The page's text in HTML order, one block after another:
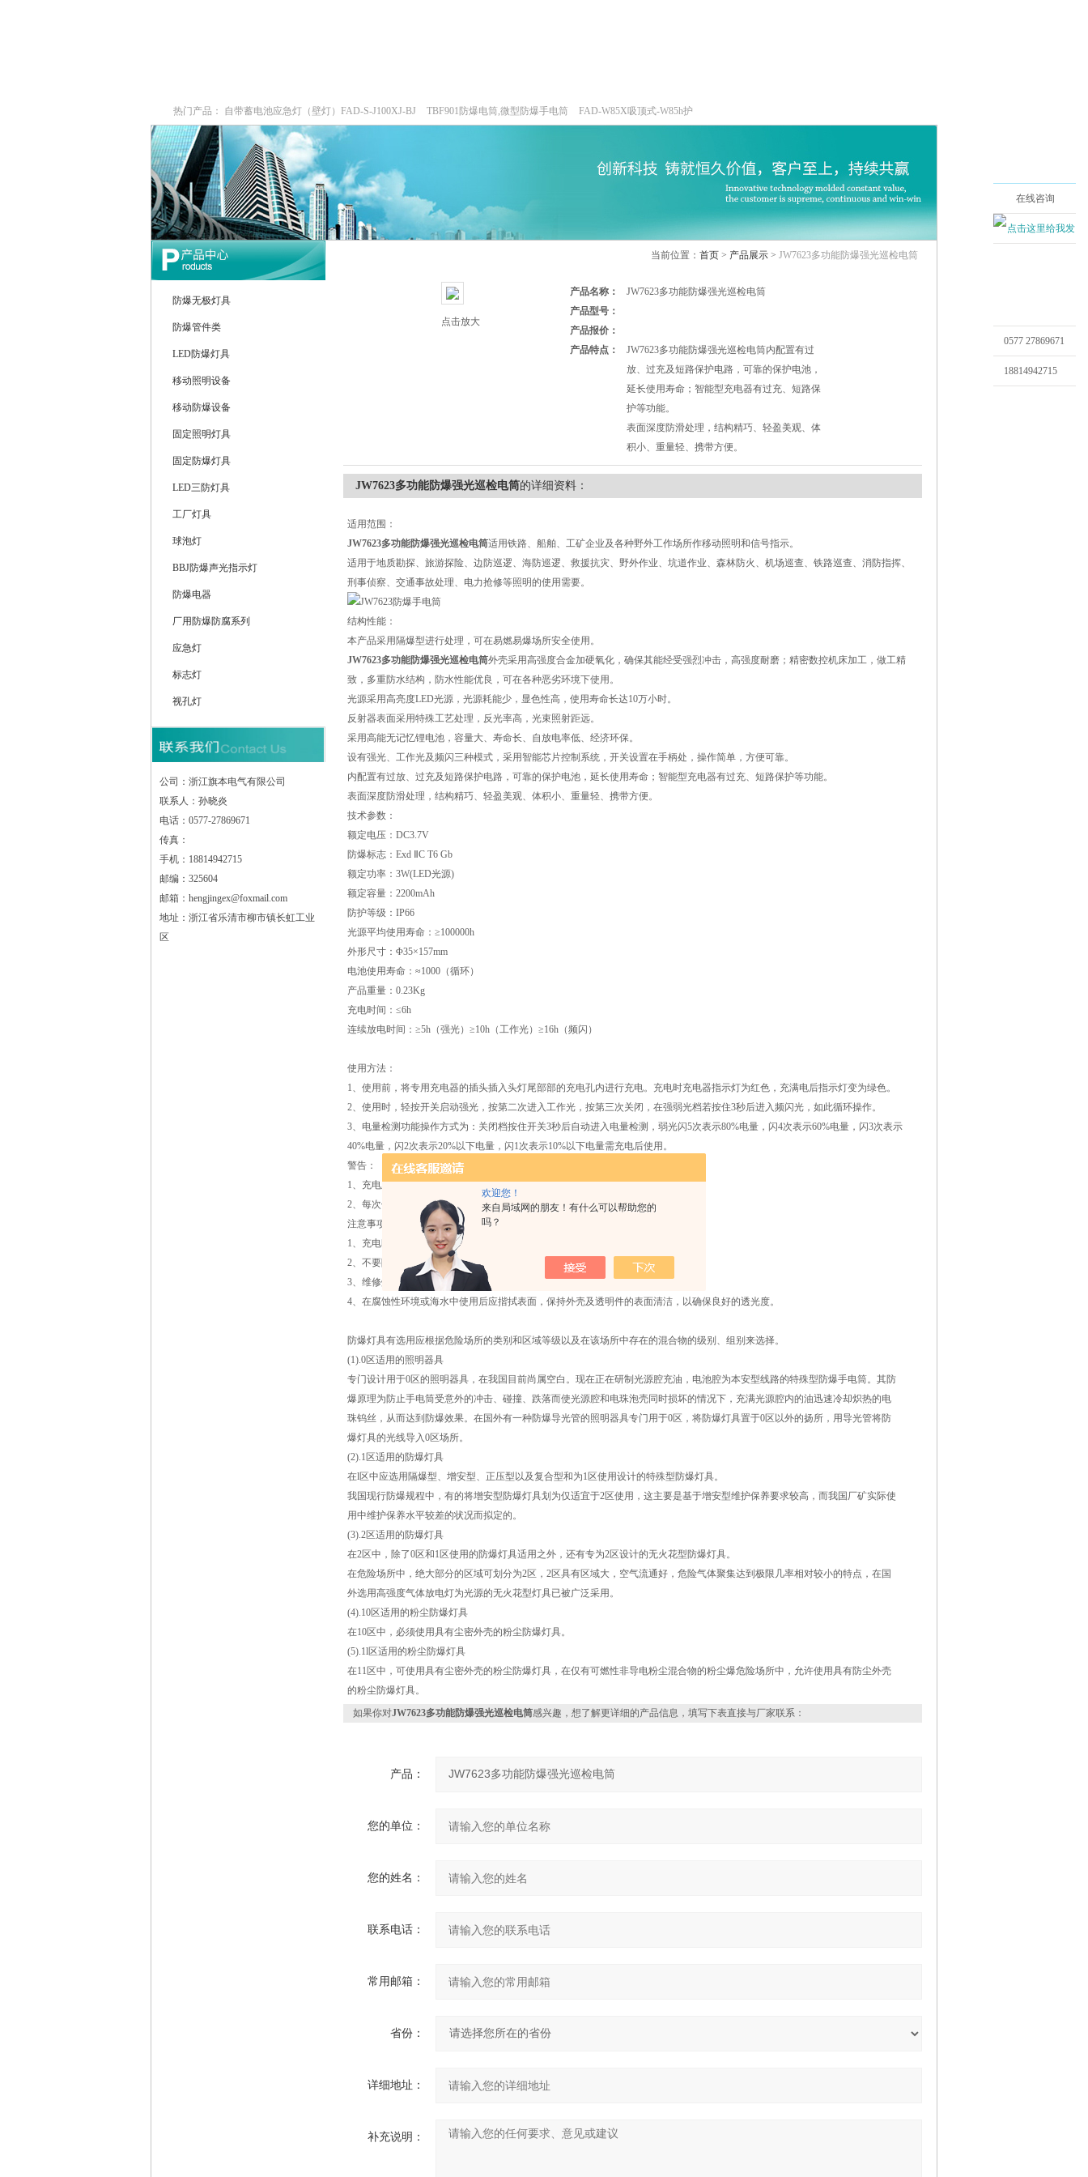
欢迎您！
来自局域网的朋友！有什么可以帮助您的
吗？
浙江旗本电气有限公司
热门产品： 自带蓄电池应急灯（壁灯）FAD-S-J100XJ-BJ TBF901防爆电筒,微型防爆手电筒 FAD-W85X吸顶式-W85h护
栏式无极灯 G9960-W120W长寿无极工厂灯,三防无极灯
防爆泛光灯
防爆无极灯具
防爆管件类
LED防爆灯具
移动照明设备
移动防爆设备
固定照明灯具
固定防爆灯具
LED三防灯具
工厂灯具
球泡灯
BBJ防爆声光指示灯
防爆电器
厂用防爆防腐系列
应急灯
标志灯
视孔灯
公司：浙江旗本电气有限公司
联系人：孙晓炎
电话：0577-27869671
传真：
手机：18814942715
邮编：325604
邮箱：hengjingex@foxmail.com
地址：浙江省乐清市柳市镇长虹工业
区
当前位置： 首页 > 产品展示 > JW7623多功能防爆强光巡检电筒
点击放大
产品名称：
JW7623多功能防爆强光巡检电筒
产品型号：
产品报价：
产品特点：
JW7623多功能防爆强光巡检电筒内配置有过
放、过充及短路保护电路，可靠的保护电池，
延长使用寿命；智能型充电器有过充、短路保
护等功能。
表面深度防滑处理，结构精巧、轻盈美观、体
积小、重量轻、携带方便。
JW7623多功能防爆强光巡检电筒的详细资料：
适用范围：
JW7623多功能防爆强光巡检电筒适用铁路、船舶、工矿企业及各种野外工作场所作移动照明和信号指示。
适用于地质勘探、旅游探险、边防巡逻、海防巡逻、救援抗灾、野外作业、坑道作业、森林防火、机场巡查、铁路巡查、消防指挥、
刑事侦察、交通事故处理、电力抢修等照明的使用需要。
结构性能：
本产品采用隔爆型进行处理，可在易燃易爆场所安全使用。
JW7623多功能防爆强光巡检电筒外壳采用高强度合金加硬氧化，确保其能经受强烈冲击，高强度耐磨；精密数控机床加工，做工精
致，多重防水结构，防水性能优良，可在各种恶劣环境下使用。
光源采用高亮度LED光源，光源耗能少，显色性高，使用寿命长达10万小时。
反射器表面采用特殊工艺处理，反光率高，光束照射距远。
采用高能无记忆锂电池，容量大、寿命长、自放电率低、经济环保。
设有强光、工作光及频闪三种模式，采用智能芯片控制系统，开关设置在手柄处，操作简单，方便可靠。
内配置有过放、过充及短路保护电路，可靠的保护电池，延长使用寿命；智能型充电器有过充、短路保护等功能。
表面深度防滑处理，结构精巧、轻盈美观、体积小、重量轻、携带方便。
技术参数：
额定电压：DC3.7V
防爆标志：Exd ⅡC T6 Gb
额定功率：3W(LED光源)
额定容量：2200mAh
防护等级：IP66
光源平均使用寿命：≥100000h
外形尺寸：Φ35×157mm
电池使用寿命：≈1000（循环）
产品重量：0.23Kg
充电时间：≤6h
连续放电时间：≥5h（强光）≥10h（工作光）≥16h（频闪）
使用方法：
1、使用前，将专用充电器的插头插入头灯尾部部的充电孔内进行充电。充电时充电器指示灯为红色，充满电后指示灯变为绿色。
2、使用时，轻按开关启动强光，按第二次进入工作光，按第三次关闭，在强弱光档若按住3秒后进入频闪光，如此循环操作。
3、电量检测功能操作方式为：关闭档按住开关3秒后自动进入电量检测，弱光闪5次表示80%电量，闪4次表示60%电量，闪3次表示
40%电量，闪2次表示20%以下电量，闪1次表示10%以下电量需充电后使用。
警告：
1、充电及拆卸灯具必须在安全场所进行。
2、每次使用后应及时进行充电，以备下次随时使用。
注意事项:
1、充电时必须关闭开关，外壳略有温升属正常现像。
2、不要随意拆卸灯具的结构件，尤其是密封结构件。
3、维修灯具必须由专业人员在安全场所进行
4、在腐蚀性环境或海水中使用后应揩拭表面，保持外壳及透明件的表面清洁，以确保良好的透光度。
防爆灯具有选用应根据危险场所的类别和区域等级以及在该场所中存在的混合物的级别、组别来选择。
(1).0区适用的照明器具
专门设计用于0区的照明器具，在我国目前尚属空白。现在正在研制光源腔充油，电池腔为本安型线路的特殊型防爆手电筒。其防
爆原理为防止手电筒受意外的冲击、碰撞、跌落而使光源腔和电珠泡壳同时损坏的情况下，充满光源腔内的油迅速冷却炽热的电
珠钨丝，从而达到防爆效果。在国外有一种防爆导光管的照明器具专门用于0区，将防爆灯具置于0区以外的扬所，用导光管将防
爆灯具的光线导入0区场所。
(2).1区适用的防爆灯具
在l区中应选用隔爆型、增安型、正压型以及复合型和为1区使用设计的特殊型防爆灯具。
我国现行防爆规程中，有的将增安型防爆灯具划为仅适宜于2区使用，这主要是基于增安型维护保养要求较高，而我国厂矿实际使
用中维护保养水平较差的状况而拟定的。
(3).2区适用的防爆灯具
在2区中，除了0区和1区使用的防爆灯具适用之外，还有专为2区设计的无火花型防爆灯具。
在危险场所中，绝大部分的区域可划分为2区，2区具有区域大，空气流通好，危险气体聚集达到极限几率相对较小的特点，在国
外选用高强度气体放电灯为光源的无火花型灯具已被广泛采用。
(4).10区适用的粉尘防爆灯具
在10区中，必须使用具有尘密外壳的粉尘防爆灯具。
(5).1l区适用的粉尘防爆灯具
在11区中，可使用具有尘密外壳的粉尘防爆灯具，在仅有可燃性非导电粉尘混合物的粉尘爆危险场所中，允许使用具有防尘外壳
的粉尘防爆灯具。
如果你对JW7623多功能防爆强光巡检电筒感兴趣，想了解更详细的产品信息，填写下表直接与厂家联系：
产品：
您的单位：
您的姓名：
联系电话：
常用邮箱：
省份：
详细地址：
补充说明：
在线咨询
0577 27869671
18814942715